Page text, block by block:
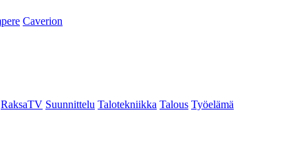
Caverion
RaksaTV Suunnittelu Talotekniikka Talous Työelämä